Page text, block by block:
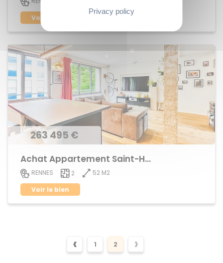
Voir le bien
263 495 €
Achat Appartement Saint-Helier
RENNES 2
52 M2
Voir le bien
‹ 1 2 ›
Privacy policy